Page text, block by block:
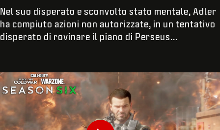
Nel suo disperato e sconvolto stato mentale, Adler
ha compiuto azioni non autorizzate, in un tentativo
disperato di rovinare il piano di Perseus...
INSERISCI LA TUA DATA DI NASCITA